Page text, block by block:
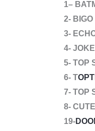
1–
2-
3-
4-
5- TOP
6- T
7- TOP
8-
19-